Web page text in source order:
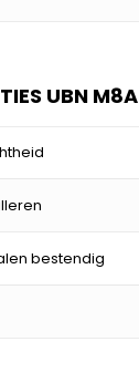
UBN M8A
bestendig